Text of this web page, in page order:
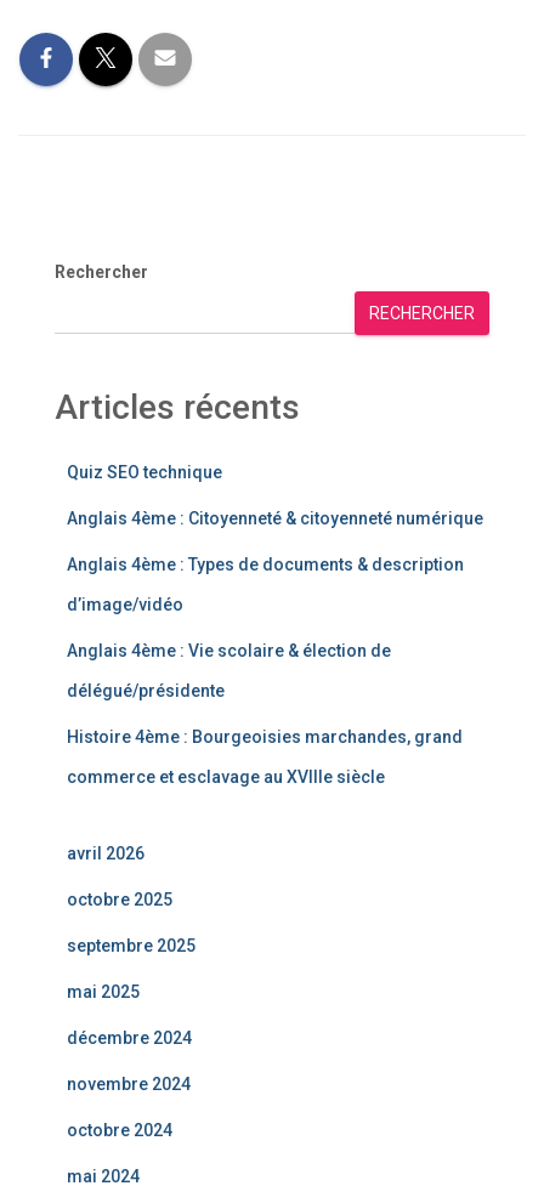
Rechercher
RECHERCHER
Articles récents
Quiz SEO technique
Anglais 4ème : Citoyenneté & citoyenneté numérique
Anglais 4ème : Types de documents & description
d’image/vidéo
Anglais 4ème : Vie scolaire & élection de
délégué/présidente
Histoire 4ème : Bourgeoisies marchandes, grand
commerce et esclavage au XVIIIe siècle
avril 2026
octobre 2025
septembre 2025
mai 2025
décembre 2024
novembre 2024
octobre 2024
mai 2024